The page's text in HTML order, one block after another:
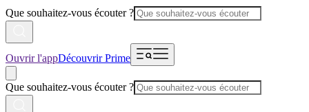
Que souhaitez-vous écouter ?
Ouvrir l'appDécouvrir Prime
Que souhaitez-vous écouter ?